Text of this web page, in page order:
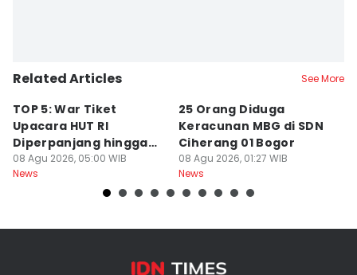
Related Articles See More
TOP 5: War Tiket
Upacara HUT RI
Diperpanjang hingga
Prabowo Evaluasi Bahlil
08 Agu 2026, 05:00 WIB
News
25 Orang Diduga
Keracunan MBG di SDN
Ciherang 01 Bogor
08 Agu 2026, 01:27 WIB
News